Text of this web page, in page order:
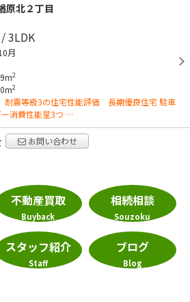
原北２丁目
/ 3LDK
月
2
2
震等級3の住宅性能評価 長期優良住宅 駐車
消費性能星3つ …
お問い合わせ
不動産買取
Buyback
相続相談
Souzoku
スタッフ紹介
Staff
ブログ
Blog